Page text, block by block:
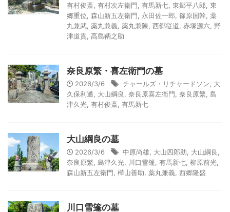
有村俊斎, 有村次左衛門, 有馬新七, 東郷平八郎, 東
郷重位, 森山新五左衛門, 永田佐一郎, 篠原国幹, 薬
丸兼武, 薬丸兼義, 薬丸兼陳, 西郷従道, 赤塚源六, 野
津道貫, 高島鞆之助
奈良原繁・喜左衛門の墓
2026/3/6 チャールズ・リチャードソン, 大
久保利通, 大山綱良, 奈良原喜左衛門, 奈良原繁, 島
津久光, 有村俊斎, 有馬新七
大山綱良の墓
2026/3/6 中原尚雄, 大山四郎助, 大山綱良,
奈良原繁, 島津久光, 川口雪篷, 有馬新七, 柳原前光,
森山新五左衛門, 樺山善助, 薬丸兼義, 西郷隆盛
川口雪篷の墓